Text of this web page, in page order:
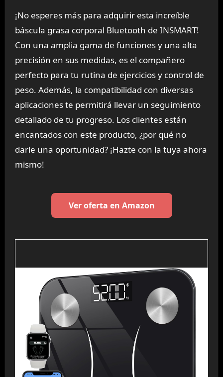
¡No esperes más para adquirir esta increíble
báscula grasa corporal Bluetooth de INSMART!
Con una amplia gama de funciones y una alta
precisión en sus medidas, es el compañero
perfecto para tu rutina de ejercicios y control de
peso. Además, la compatibilidad con diversas
aplicaciones te permitirá llevar un seguimiento
detallado de tu progreso. Los clientes están
encantados con este producto, ¿por qué no
darle una oportunidad? ¡Hazte con la tuya ahora
mismo!
Ver oferta en Amazon